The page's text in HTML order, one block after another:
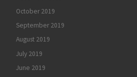
October 2019
September 2019
August 2019
July 2019
June 2019